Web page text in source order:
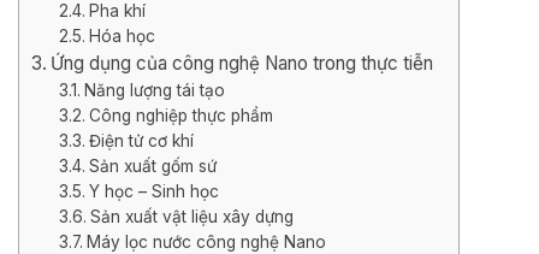
Pha khí
Hóa học
Ứng dụng của công nghệ Nano trong thực tiễn
Năng lượng tái tạo
Công nghiệp thực phẩm
Điện tử cơ khí
Sản xuất gốm sứ
Y học – Sinh học
Sản xuất vật liệu xây dựng
Máy lọc nước công nghệ Nano